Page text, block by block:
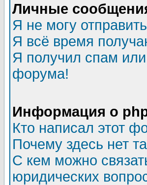
Личные
Я не могу
Я всё время
Я получил спам или
форума!
Информация о
Кто написал этот
Почему здесь нет
С кем можно
юридических